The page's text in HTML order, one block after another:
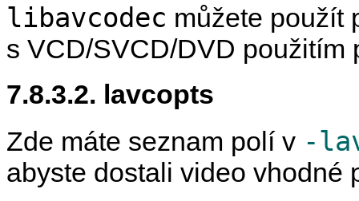
libavcodec můžete použít
s VCD/SVCD/DVD použitím
7.8.3.2. lavcopts
Zde máte seznam polí v -
abyste dostali video vhodné